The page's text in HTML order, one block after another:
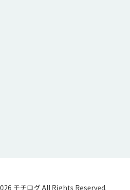
モチログ All Rights Reserved.